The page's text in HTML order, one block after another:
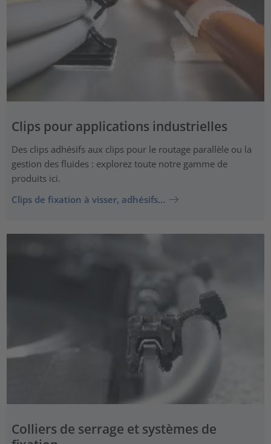
Clips pour applications industrielles
Des clips adhésifs aux clips pour le routage parallèle ou la
gestion des fluides : explorez toute notre gamme de
produits ici.
Clips de fixation à visser, adhésifs…
Colliers de serrage et systèmes de